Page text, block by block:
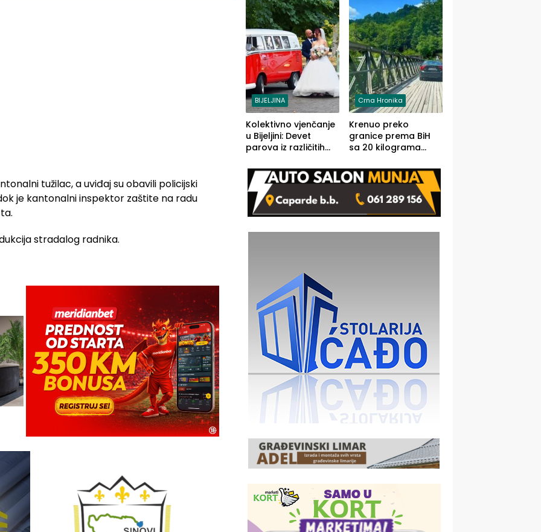
tužilac, a uviđaj su obavili policijski
je kantonalni inspektor zaštite na radu
stradalog radnika.
BIJELJINA
Kolektivno vjenčanje
u Bijeljini: Devet
parova iz različitih
izgovorilo
sudbonosno da
Crna Hronika
Krenuo preko
granice prema BiH
sa 20 kilograma
u automobilu